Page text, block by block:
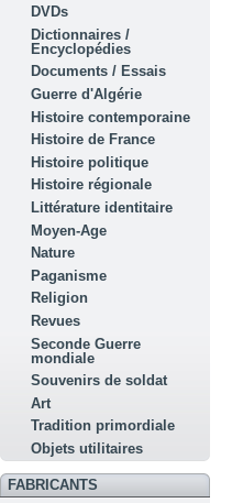
DVDs
Dictionnaires /
Encyclopédies
Documents / Essais
Guerre d'Algérie
Histoire contemporaine
Histoire de France
Histoire politique
Histoire régionale
Littérature identitaire
Moyen-Age
Nature
Paganisme
Religion
Revues
Seconde Guerre
mondiale
Souvenirs de soldat
Art
Tradition primordiale
Objets utilitaires
FABRICANTS